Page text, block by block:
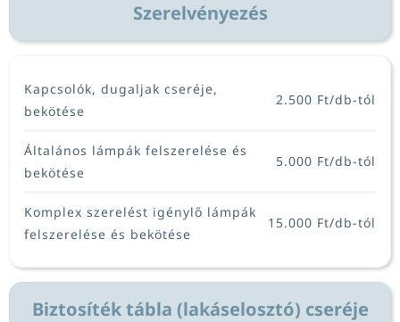
ÁRAK
KAPCSOLAT
Szerelvényezés
Kapcsolók, dugaljak cseréje,
bekötése
2.500 Ft/db-tól
Általános lámpák felszerelése és
bekötése
5.000 Ft/db-tól
Komplex szerelést igénylő lámpák
felszerelése és bekötése
15.000 Ft/db-tól
Biztosíték tábla (lakáselosztó) cseréje